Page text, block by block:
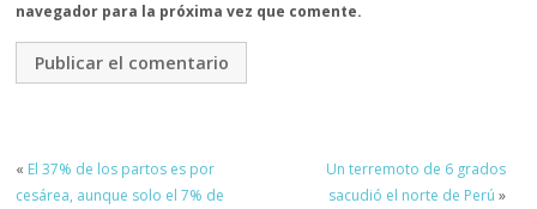
navegador para la próxima vez que comente.
« El 37% de los partos es por
cesárea, aunque solo el 7% de
Un terremoto de 6 grados
sacudió el norte de Perú »